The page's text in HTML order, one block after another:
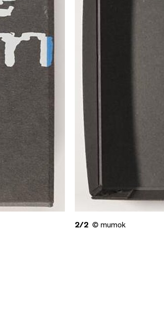
2/2 © mumok